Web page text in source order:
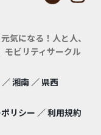
気になる！ 人と人、
モビリティサークル
／湘南 ／ 県西
リシー ／利用規約